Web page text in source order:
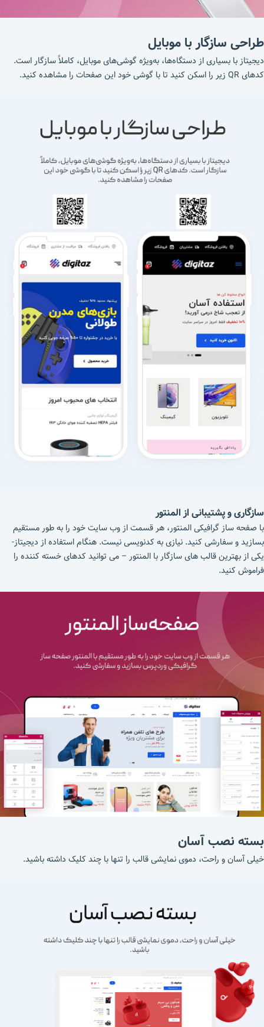
طراحی سازگار با موبایل
دیجیتاز با بسیاری از دستگاه‌ها، به‌ویژه گوشی‌های موبایل، کاملاً سازگار است.
کدهای QR زیر را اسکن کنید تا با گوشی خود این صفحات را مشاهده کنید.
سازگاری و پشتیبانی از المنتور
با صفحه ساز گرافیکی المنتور، هر قسمت از وب سایت خود را به طور مستقیم
بسازید و سفارشی کنید. نیازی به کدنویسی نیست. هنگام استفاده از دیجیتاز-
یکی از بهترین قالب های سازگار با المنتور – می توانید کدهای خسته کننده را
فراموش کنید.
بسته نصب آسان
خیلی آسان و راحت، دموی نمایشی قالب را تنها با چند کلیک داشته باشید.